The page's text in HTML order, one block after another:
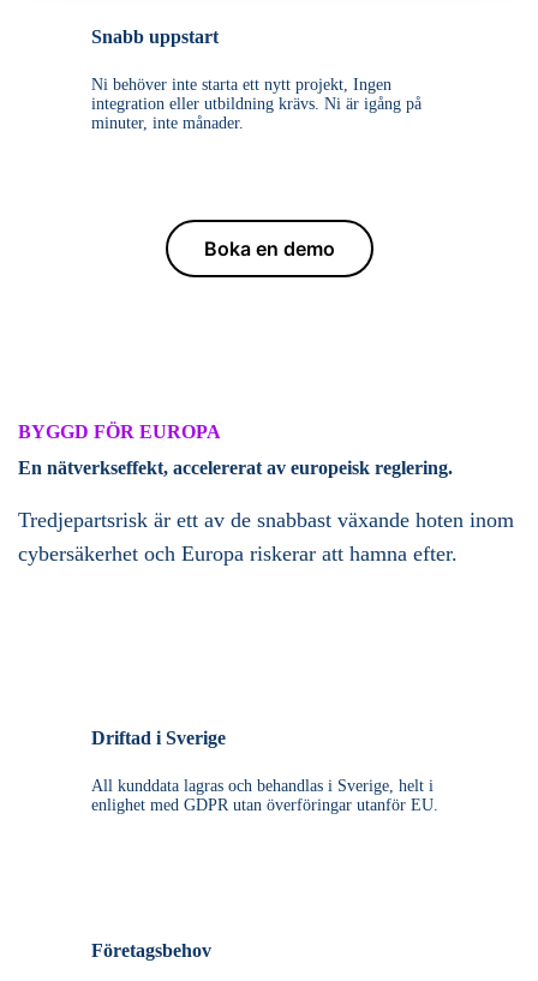
Snabb uppstart
Ni behöver inte starta ett nytt projekt, Ingen
integration eller utbildning krävs. Ni är igång på
minuter, inte månader.
Boka en demo
BYGGD FÖR EUROPA
En nätverkseffekt, accelererat av europeisk reglering.
Tredjepartsrisk är ett av de snabbast växande hoten inom
cybersäkerhet och Europa riskerar att hamna efter.
Driftad i Sverige
All kunddata lagras och behandlas i Sverige, helt i
enlighet med GDPR utan överföringar utanför EU.
Företagsbehov